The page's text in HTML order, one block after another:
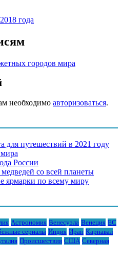
городов мира
необходимо авторизоваться.
для путешествий в 2021 году
России
со всей планеты
ярмарки по всему миру
Астрономия Венесуэла Венеция ЕС
сериалы Индия Иран Карнавал
Происшествия США Северная